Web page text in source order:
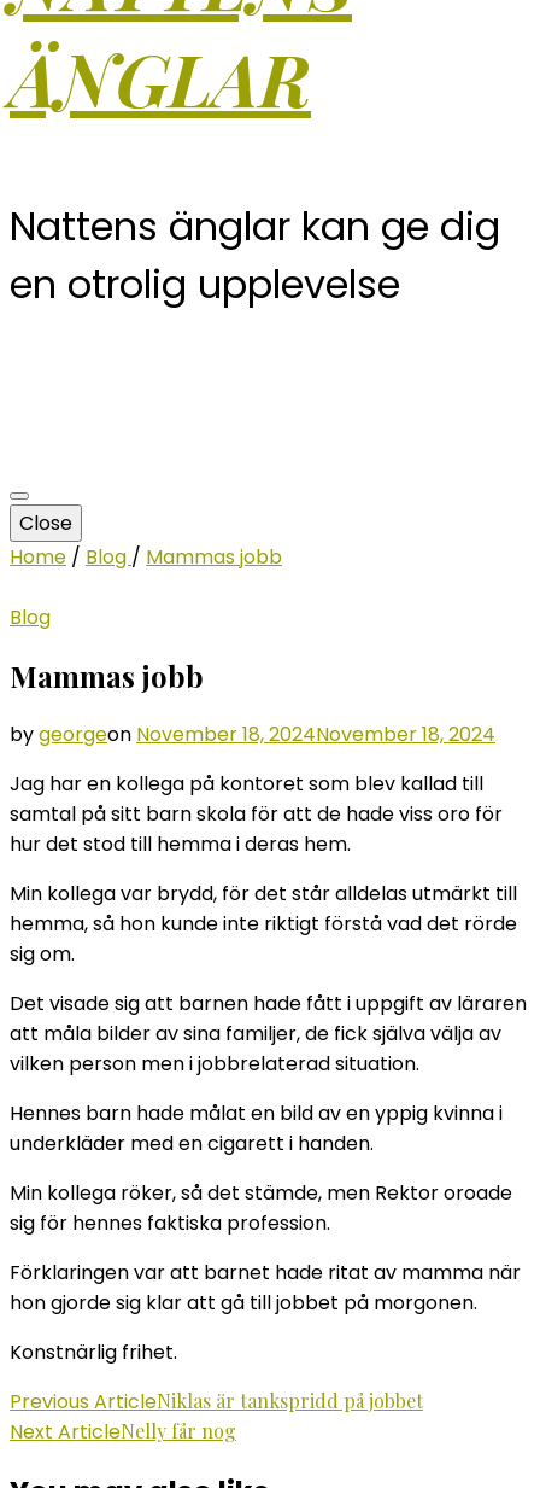
ÄNGLAR
Nattens änglar kan ge dig
en otrolig upplevelse
Close
Home / Blog / Mammas jobb
Blog
Mammas jobb
bygeorgeon November 18, 2024November 18, 2024
Jag har en kollega på kontoret som blev kallad till
samtal på sitt barn skola för att de hade viss oro för
hur det stod till hemma i deras hem.
Min kollega var brydd, för det står alldelas utmärkt till
hemma, så hon kunde inte riktigt förstå vad det rörde
sig om.
Det visade sig att barnen hade fått i uppgift av läraren
att måla bilder av sina familjer, de fick själva välja av
vilken person men i jobbrelaterad situation.
Hennes barn hade målat en bild av en yppig kvinna i
underkläder med en cigarett i handen.
Min kollega röker, så det stämde, men Rektor oroade
sig för hennes faktiska profession.
Förklaringen var att barnet hade ritat av mamma när
hon gjorde sig klar att gå till jobbet på morgonen.
Konstnärlig frihet.
Post
Navigation
Previous ArticleNiklas är tankspridd på jobbet
Next ArticleNelly får nog